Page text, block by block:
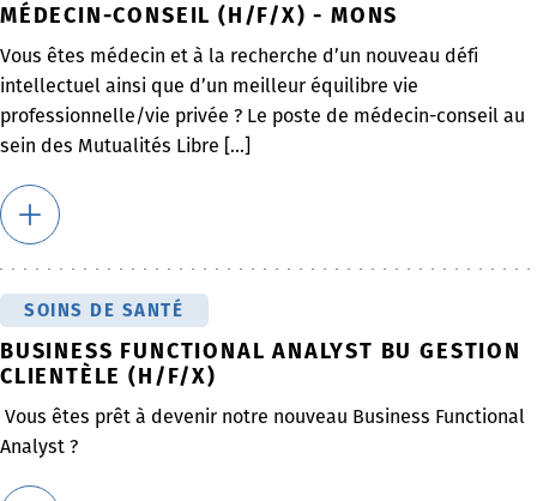
MÉDECIN-CONSEIL (H/F/X) - MONS
Vous êtes médecin et à la recherche d’un nouveau défi
intellectuel ainsi que d’un meilleur équilibre vie
professionnelle/vie privée ? Le poste de médecin-conseil au
sein des Mutualités Libre [...]
SOINS DE SANTÉ
BUSINESS FUNCTIONAL ANALYST BU GESTION
CLIENTÈLE (H/F/X)
Vous êtes prêt à devenir notre nouveau Business Functional
Analyst ?